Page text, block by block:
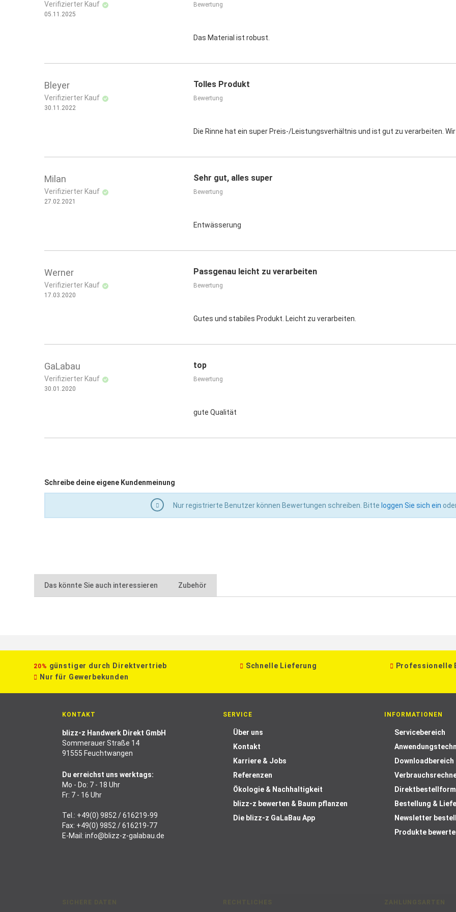
Staffelpreis bei sortenreiner Abnahme
Verifizierter Kauf
05.11.2025
Bewertung
Das Material ist robust.
Bleyer
Verifizierter Kauf
30.11.2022
Tolles Produkt
Bewertung
Die Rinne hat ein super Preis-/Leistungsverhältnis und ist gut zu verarbeiten.
Milan
Verifizierter Kauf
27.02.2021
Sehr gut, alles super
Bewertung
Entwässerung
Werner
Verifizierter Kauf
17.03.2020
Passgenau leicht zu verarbeiten
Bewertung
Gutes und stabiles Produkt. Leicht zu verarbeiten.
GaLabau
Verifizierter Kauf
30.01.2020
top
Bewertung
gute Qualität
Schreibe deine eigene Kundenmeinung
Nur registrierte Benutzer können Bewertungen schreiben. Bitte loggen Sie sich ein
Das könnte Sie auch interessieren Zubehör
20% günstiger durch Direktvertrieb Schnelle Lieferung Professionelle
Nur für Gewerbekunden
KONTAKT
blizz-z Handwerk Direkt GmbH
Sommerauer Straße 14
91555 Feuchtwangen
Du erreichst uns werktags:
Mo - Do: 7 - 18 Uhr
Fr: 7 - 16 Uhr
Tel.: +49(0) 9852 / 616219-99
Fax: +49(0) 9852 / 616219-77
E-Mail: info@blizz-z-galabau.de
SERVICE
Über uns
Kontakt
Karriere & Jobs
Referenzen
Ökologie & Nachhaltigkeit
blizz-z bewerten & Baum pflanzen
Die blizz-z GaLaBau App
INFORMATIONEN
Servicebereich
Downloadbereich
Bestellung &
Newsletter
Produkte